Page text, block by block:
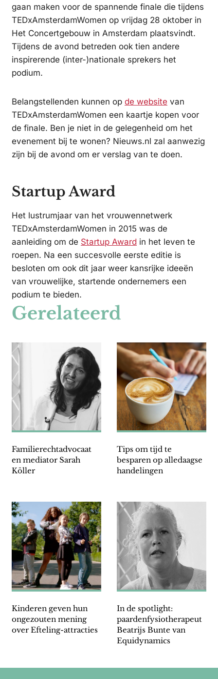
gaan maken voor de spannende finale die tijdens
TEDxAmsterdamWomen op vrijdag 28 oktober in
Het Concertgebouw in Amsterdam plaatsvindt.
Tijdens de avond betreden ook tien andere
inspirerende (inter-)nationale sprekers het
podium.
Belangstellenden kunnen op de website van
TEDxAmsterdamWomen een kaartje kopen voor
de finale. Ben je niet in de gelegenheid om het
evenement bij te wonen? Nieuws.nl zal aanwezig
zijn bij de avond om er verslag van te doen.
Startup Award
Het lustrumjaar van het vrouwennetwerk
TEDxAmsterdamWomen in 2015 was de
aanleiding om de Startup Award in het leven te
roepen. Na een succesvolle eerste editie is
besloten om ook dit jaar weer kansrijke ideeën
van vrouwelijke, startende ondernemers een
podium te bieden.
Gerelateerd
Familierechtadvocaat
en mediator Sarah
Köller
Tips om tijd te
besparen op alledaagse
handelingen
Kinderen geven hun
ongezouten mening
over Efteling-attracties
In de spotlight:
paardenfysiotherapeut
Beatrijs Bunte van
Equidynamics